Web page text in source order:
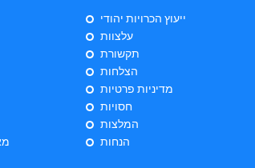
ייעוץ הכרויות יהודי
עלצוות
תקשורת
הצלחות
מדיניות פרטיות
חסויות
המלצות
הנחות